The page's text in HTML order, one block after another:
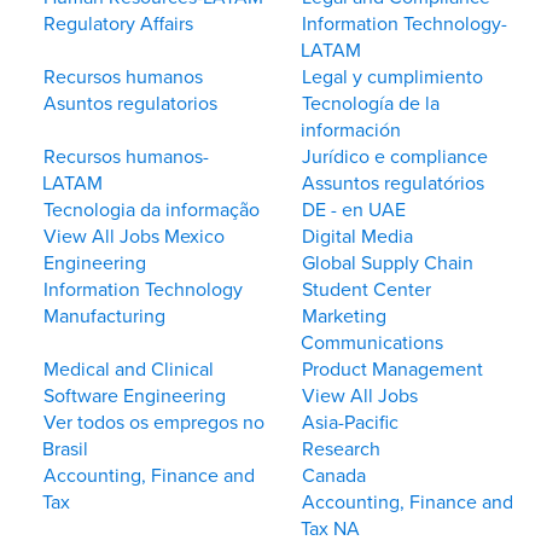
Regulatory Affairs
Information Technology-
LATAM
Recursos humanos
Legal y cumplimiento
Asuntos regulatorios
Tecnología de la
información
Recursos humanos-
LATAM
Jurídico e compliance
Assuntos regulatórios
Tecnologia da informação
DE - en UAE
View All Jobs Mexico
Digital Media
Engineering
Global Supply Chain
Information Technology
Student Center
Manufacturing
Marketing
Communications
Medical and Clinical
Product Management
Software Engineering
View All Jobs
Ver todos os empregos no
Brasil
Asia-Pacific
Research
Accounting, Finance and
Tax
Canada
Accounting, Finance and
Tax NA